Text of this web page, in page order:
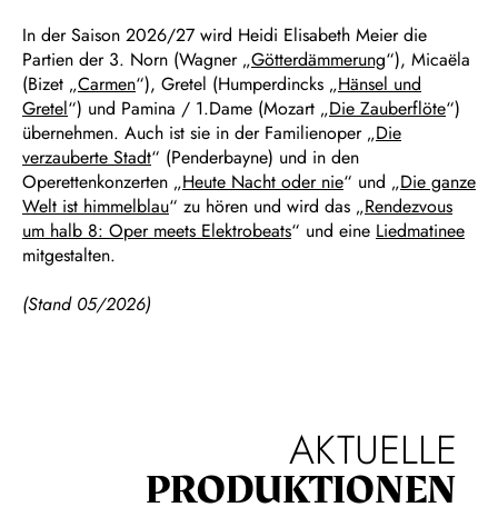
In der Saison 2026/27 wird Heidi Elisabeth Meier die
Partien der 3. Norn (Wagner „Götterdämmerung“), Micaëla
(Bizet „Carmen“), Gretel (Humperdincks „Hänsel und
Gretel“) und Pamina / 1.Dame (Mozart „Die Zauberflöte“)
übernehmen. Auch ist sie in der Familienoper „Die
verzauberte Stadt“ (Penderbayne) und in den
Operettenkonzerten „Heute Nacht oder nie“ und „Die ganze
Welt ist himmelblau“ zu hören und wird das „Rendezvous
um halb 8: Oper meets Elektrobeats“ und eine Liedmatinee
mitgestalten.
(Stand 05/2026)
AKTUELLE
PRODUKTIONEN